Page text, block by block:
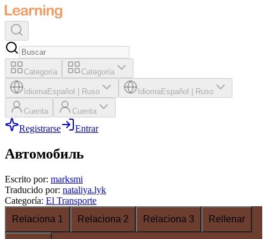
Categoría Categoría
IdiomaEspañol Ruso IdiomaEspañol Ruso
Cuenta Cuenta
Registrarse Entrar
Автомобиль
Escrito por: marksmi
Traducido por: nataliya.lyk
Categoría: El Transporte
Relaciona 1
Relaciona 2 Relaciona 3 Rellenar